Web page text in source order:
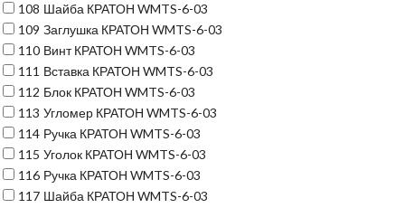
108 Шайба КРАТОН WMTS-6-03
109 Заглушка КРАТОН WMTS-6-03
110 Винт КРАТОН WMTS-6-03
111 Вставка КРАТОН WMTS-6-03
112 Блок КРАТОН WMTS-6-03
113 Угломер КРАТОН WMTS-6-03
114 Ручка КРАТОН WMTS-6-03
115 Уголок КРАТОН WMTS-6-03
116 Ручка КРАТОН WMTS-6-03
117 Шайба КРАТОН WMTS-6-03